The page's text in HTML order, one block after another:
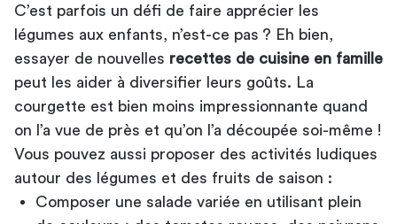
C’est parfois un défi de faire apprécier les
légumes aux enfants, n’est-ce pas ? Eh bien,
essayer de nouvelles recettes de cuisine en famille
peut les aider à diversifier leurs goûts. La
courgette est bien moins impressionnante quand
on l’a vue de près et qu’on l’a découpée soi-même !
Vous pouvez aussi proposer des activités ludiques
autour des légumes et des fruits de saison :
Composer une salade variée en utilisant plein